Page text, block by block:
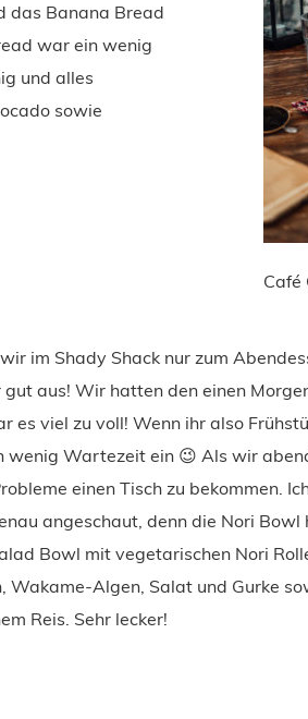
das Banana Bread
war ein wenig
und alles
sowie
Café
im Shady Shack nur zum
aus! Wir hatten den einen
es viel zu voll! Wenn ihr also
wenig Wartezeit ein 😉 Als wir
einen Tisch zu bekommen.
angeschaut, denn die Nori
Bowl mit vegetarischen Nori
Wakame-Algen, Salat und Gurke
Reis. Sehr lecker!